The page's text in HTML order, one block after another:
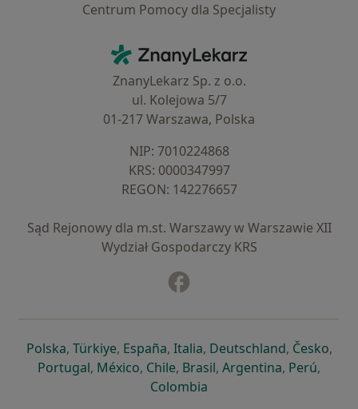
Centrum Pomocy dla Specjalisty
ZnanyLekarz - Strona główna
ZnanyLekarz Sp. z o.o.
ul. Kolejowa 5/7
01-217 Warszawa, Polska
NIP: ⁠7010224868
KRS: ⁠0000347997
REGON: ⁠142276657
Sąd Rejonowy dla m.st. Warszawy w Warszawie XII
Wydział Gospodarczy KRS
Polskaotwiera się w nowej karcie
, Türkiyeotwiera się w nowej karcie
, Españaotwiera się w nowej karcie
, Italiaotwiera się w nowej
, Deutschlandotwiera się
, Česko,
Portugalotwiera się w nowej karcie
, Méxicootwiera się w nowej karcie
, Chileotwiera się w nowej karcie
, Brasilotwiera się w nowej
, Argentinaotwiera się
, Perú,
Colombia